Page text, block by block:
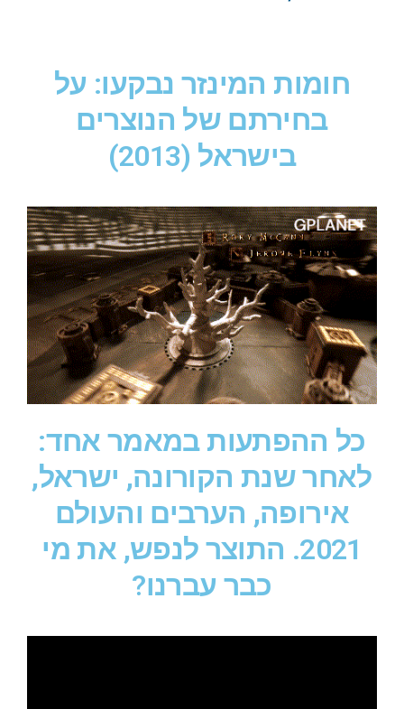
חומות המינזר נבקעו: על
בחירתם של הנוצרים
בישראל (2013)
כל ההפתעות במאמר אחד:
לאחר שנת הקורונה, ישראל,
אירופה, הערבים והעולם
2021. התוצר לנפש, את מי
כבר עברנו?